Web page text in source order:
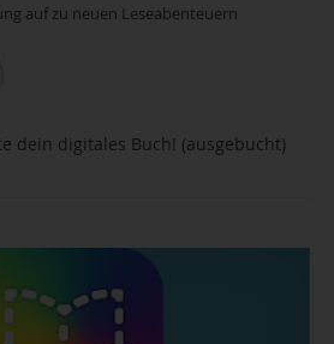
auf zu neuen Leseabenteuern
dein digitales Buch! (ausgebucht)